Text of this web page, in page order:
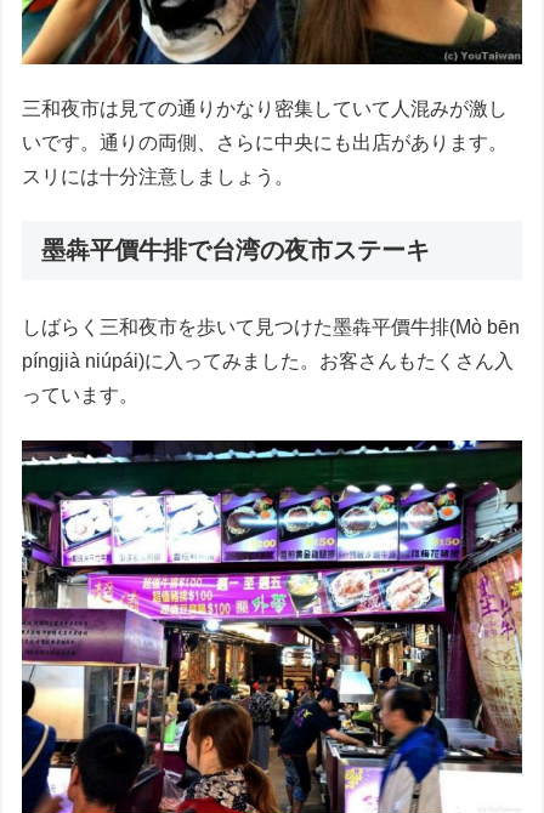
三和夜市は見ての通りかなり密集していて人混みが激し
いです。通りの両側、さらに中央にも出店があります。
スリには十分注意しましょう。
墨犇平價牛排で台湾の夜市ステーキ
しばらく三和夜市を歩いて見つけた墨犇平價牛排(Mò bēn
píngjià niúpái)に入ってみました。お客さんもたくさん入
っています。